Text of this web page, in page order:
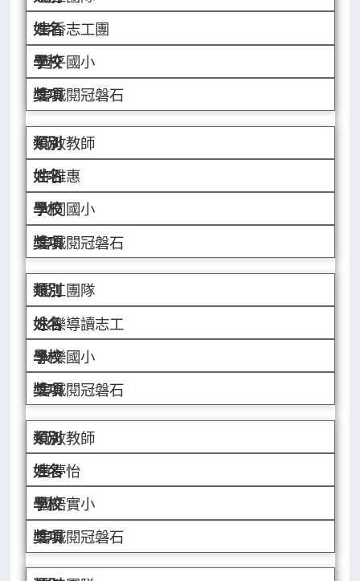
書香志工團
延平國小
書城閱冠磐石
行政教師
許雅惠
大同國小
書城閱冠磐石
志工團隊
永樂導讀志工
永樂國小
書城閱冠磐石
行政教師
黃夢怡
國語實小
書城閱冠磐石